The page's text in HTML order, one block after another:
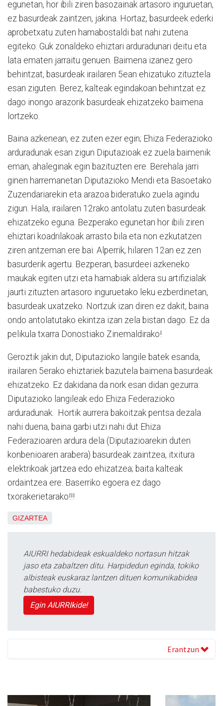
egunetan, hor ibili ziren basozainak artasoro inguruetan,
ez basurdeak zaintzen, jakina. Hortaz, basurdeek ederki
aprobetxatu zuten hamabostaldi bat nahi zutena
egiteko. Guk zonaldeko ehiztari arduradunari deitu eta
lata ematen jarraitu genuen. Baimena izanez gero
behintzat, basurdeak irailaren 5ean ehizatuko zituztela
esan ziguten. Berez, kalteak egindakoan behintzat ez
dago inongo arazorik basurdeak ehizatzeko baimena
lortzeko.
Baina azkenean, ez zuten ezer egin; Ehiza Federazioko
arduradunak esan zigun Diputazioak ez zuela baimenik
eman, ahaleginak egin bazituzten ere. Berehala jarri
ginen harremanetan Diputazioko Mendi eta Basoetako
Zuzendariarekin eta arazoa bideratuko zuela agindu
zigun. Hala, irailaren 12rako antolatu zuten basurdeak
ehizatzeko eguna. Bezperako egunetan hor ibili ziren
ehiztari koadrilakoak arrasto bila eta non ezkutatzen
ziren antzeman ere bai. Alperrik, hilaren 12an ez zen
basurderik agertu. Bezperan, basurdeei azkeneko
maukak egiten utzi eta hamabiak aldera su artifizialak
jaurti zituzten artasoro inguruetako leku ezberdinetan,
basurdeak uxatzeko. Nortzuk izan diren ez dakit, baina
ondo antolatutako ekintza izan zela bistan dago. Ez da
pelikula txarra Donostiako Zinemaldirako!
Geroztik jakin dut, Diputazioko langile batek esanda,
irailaren 5erako ehiztariek bazutela baimena basurdeak
ehizatzeko. Ez dakidana da nork esan didan gezurra:
Diputazioko langileak edo Ehiza Federazioko
arduradunak. Hortik aurrera bakoitzak pentsa dezala
nahi duena, baina garbi utzi nahi dut Ehiza
Federazioaren ardura dela (Diputazioarekin duten
konbenioaren arabera) basurdeak zaintzea, itxitura
elektrikoak jartzea edo ehizatzea; baita kalteak
ordaintzea ere. Baserriko egoera ez dago
txorakerietarako!!!
GIZARTEA
AIURRI hedabideak eskualdeko nortasun hitzak
jaso eta zabaltzen ditu. Harpidedun eginda, tokiko
albisteak euskaraz lantzen dituen komunikabidea
babestuko duzu.
Egin AIURRIkide!
Erantzun